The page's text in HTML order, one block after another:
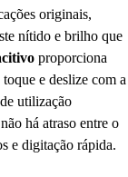
originais,
nítido e brilho que
proporciona
e deslize com a
utilização
há atraso entre o
e digitação rápida.